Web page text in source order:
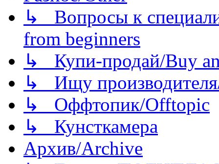
↳ Вопросы к
from beginners
↳ Купи-продай/Buy
↳ Ищу
↳ Оффтопик/Offtopic
↳ Кунсткамера
Архив/Archive